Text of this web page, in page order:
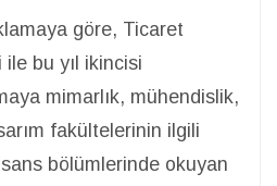
göre, Ticaret
ile bu yıl ikincisi
mimarlık, mühendislik,
fakültelerinin ilgili
bölümlerinde okuyan